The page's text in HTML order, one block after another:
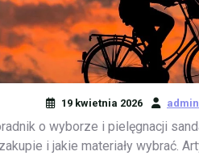
19 kwietnia 2026 admin
o wyborze i pielęgnacji
i jakie materiały wybrać.